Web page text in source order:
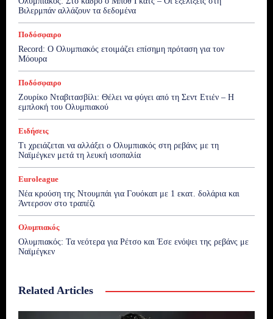
Βιλερμπάν αλλάζουν τα δεδομένα
Ποδόσφαιρο
Record: Ο Ολυμπιακός ετοιμάζει επίσημη πρόταση για τον
Μόουρα
Ποδόσφαιρο
Ζουρίκο Νταβιτασβίλι: Θέλει να φύγει από τη Σεντ Ετιέν – Η
εμπλοκή του Ολυμπιακού
Ειδήσεις
Τι χρειάζεται να αλλάξει ο Ολυμπιακός στη ρεβάνς με τη
Ναϊμέγκεν μετά τη λευκή ισοπαλία
Euroleague
Νέα κρούση της Ντουμπάι για Γουόκαπ με 1 εκατ. δολάρια και
Άντερσον στο τραπέζι
Ολυμπιακός
Ολυμπιακός: Τα νεότερα για Ρέτσο και Έσε ενόψει της ρεβάνς με
Ναϊμέγκεν
Related Articles